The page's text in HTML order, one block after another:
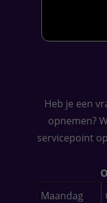
Heb je een
opnemen?
servicepoint
Maandag